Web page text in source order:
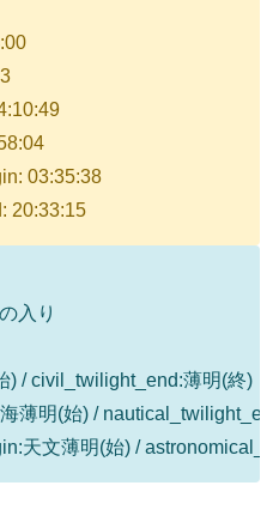
03:35:38
20:33:15
入り
) / civil_twilight_end:薄明(終)
薄明(始) /
天文薄明(始) /